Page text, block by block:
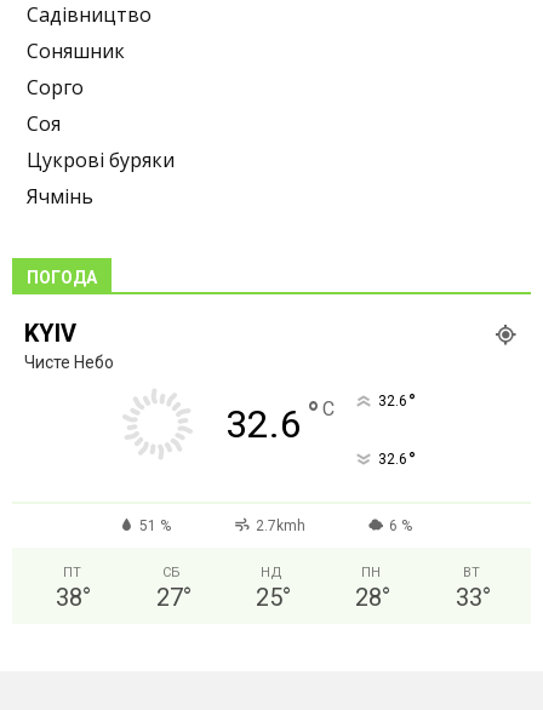
Садівництво
Соняшник
Сорго
Соя
Цукрові буряки
Ячмінь
ПОГОДА
KYIV
Чисте Небо
32.6 ° C 32.6 °
32.6 °
51 % 2.7kmh 6 %
ПТ
38°
СБ
27°
НД
25°
ПН
28°
ВТ
33°